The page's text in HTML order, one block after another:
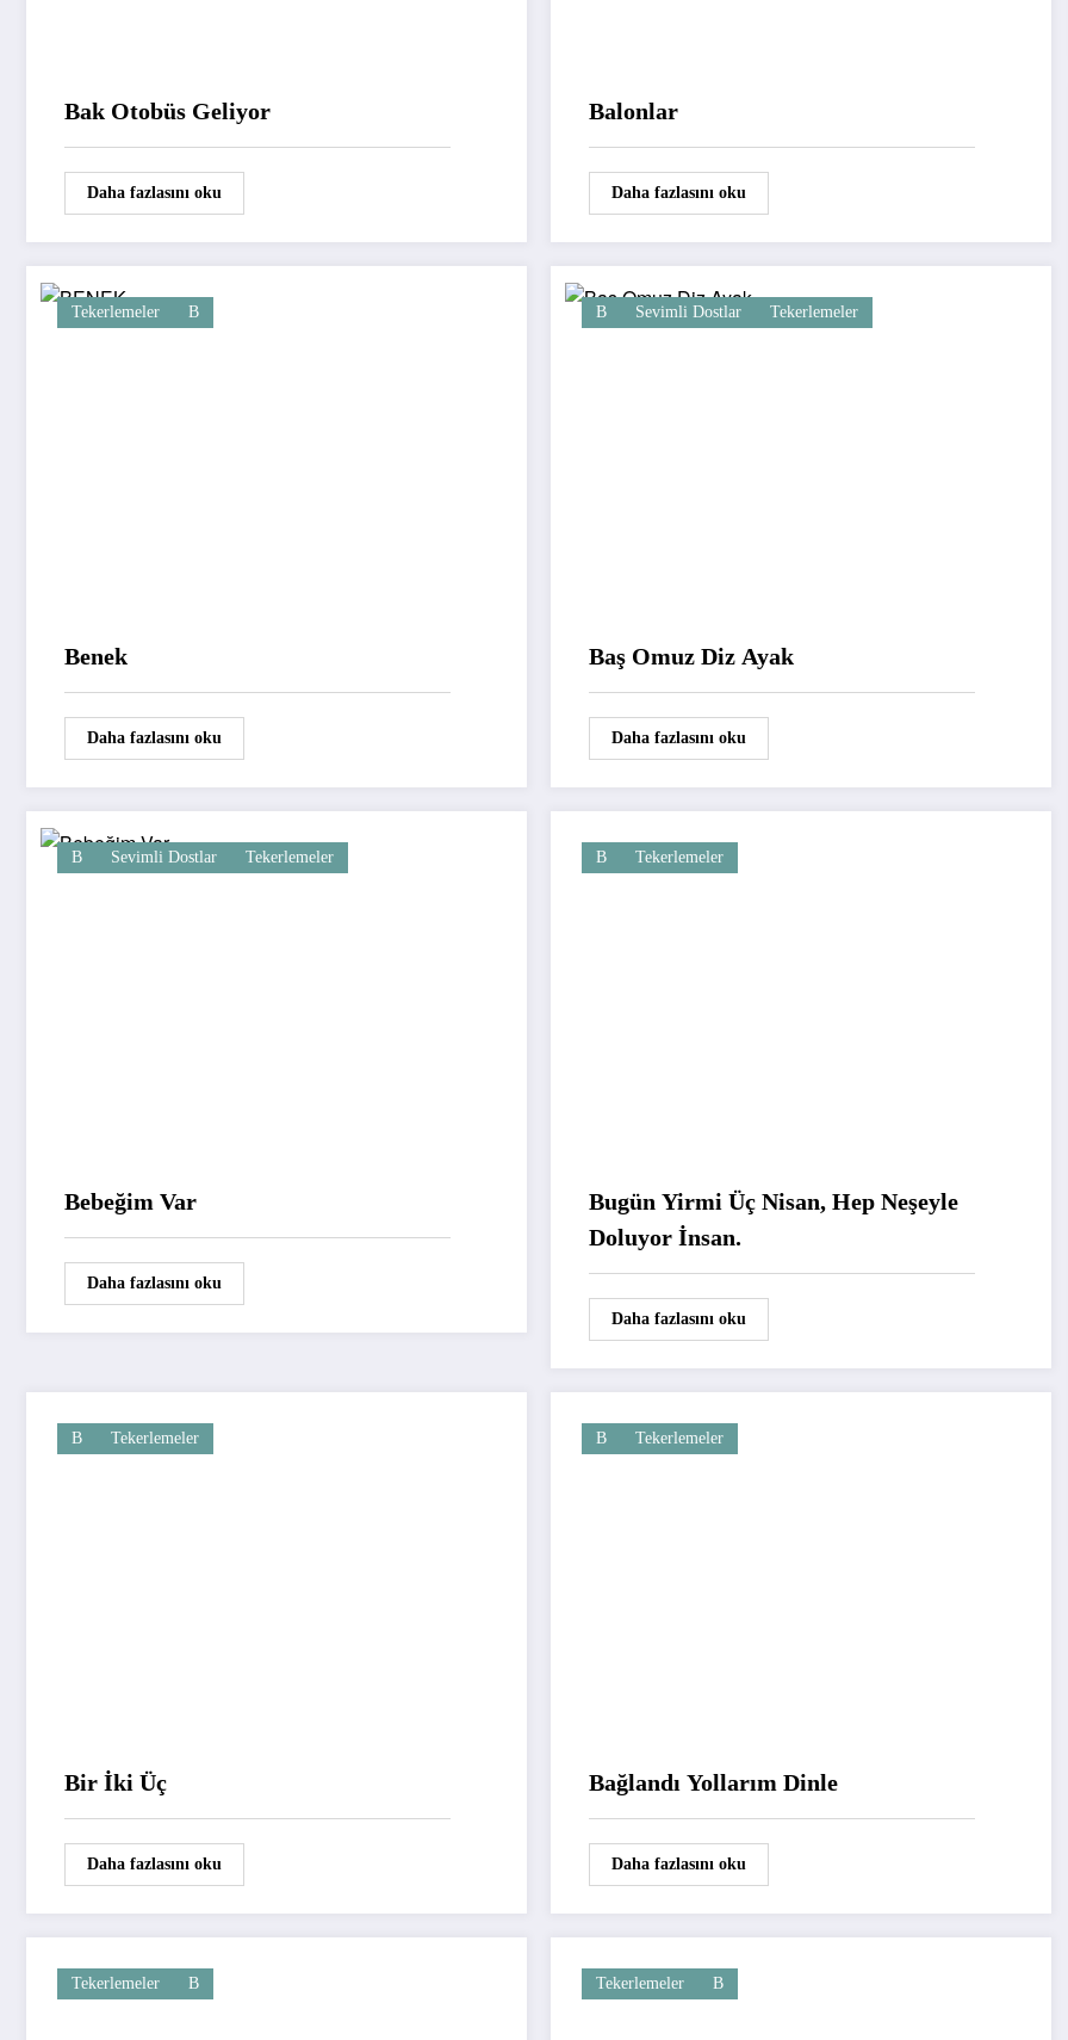
Bak Otobüs Geliyor
Daha fazlasını oku
Balonlar
Daha fazlasını oku
Tekerlemeler B
Benek
Daha fazlasını oku
B Sevimli Dostlar Tekerlemeler
Baş Omuz Diz Ayak
Daha fazlasını oku
B Sevimli Dostlar Tekerlemeler
Bebeğim Var
Daha fazlasını oku
B Tekerlemeler
Bugün Yirmi Üç Nisan, Hep Neşeyle
Doluyor İnsan.
Daha fazlasını oku
B Tekerlemeler
Bir İki Üç
Daha fazlasını oku
B Tekerlemeler
Bağlandı Yollarım Dinle
Daha fazlasını oku
Tekerlemeler B Tekerlemeler B